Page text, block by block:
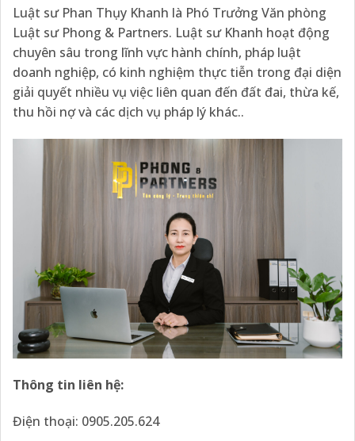
Luật sư Phan Thụy Khanh là Phó Trưởng Văn phòng
Luật sư Phong & Partners. Luật sư Khanh hoạt động
chuyên sâu trong lĩnh vực hành chính, pháp luật
doanh nghiệp, có kinh nghiệm thực tiễn trong đại diện
giải quyết nhiều vụ việc liên quan đến đất đai, thừa kế,
thu hồi nợ và các dịch vụ pháp lý khác..
Thông tin liên hệ:
Điện thoại: 0905.205.624